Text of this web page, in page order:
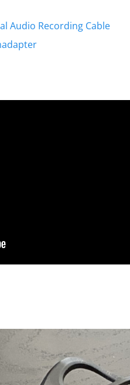
Audio Recording Cable